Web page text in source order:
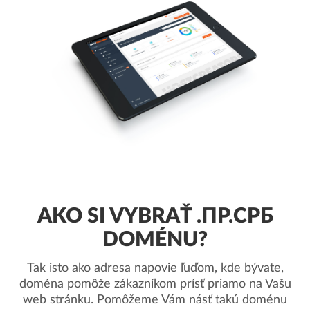
AKO SI VYBRAŤ .ПР.СРБ
DOMÉNU?
Tak isto ako adresa napovie ľuďom, kde bývate,
doména pomôže zákazníkom prísť priamo na Vašu
web stránku. Pomôžeme Vám násť takú doménu